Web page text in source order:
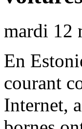
mardi 12
En
courant
Internet,